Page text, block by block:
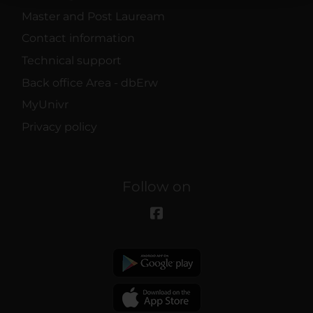
Master and Post Lauream
Contact information
Technical support
Back office Area - dbErw
MyUnivr
Privacy policy
Follow on